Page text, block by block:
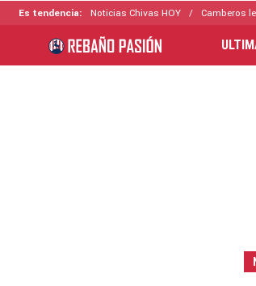
Es tendencia: Noticias Chivas HOY Camberos